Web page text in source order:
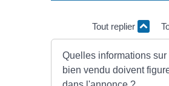
Tout replier
Quelles informations sur
bien vendu doivent